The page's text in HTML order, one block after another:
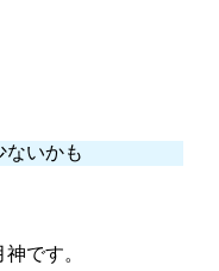
ないかも
です。